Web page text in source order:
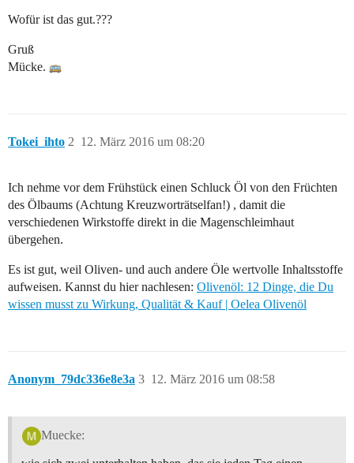
Wofür ist das gut.???
Gruß
Mücke.
Tokei_ihto 12. März 2016 um 08:20
2
Ich nehme vor dem Frühstück einen Schluck Öl von den Früchten
des Ölbaums (Achtung Kreuzworträtselfan!) , damit die
verschiedenen Wirkstoffe direkt in die Magenschleimhaut
übergehen.
Es ist gut, weil Oliven- und auch andere Öle wertvolle Inhaltsstoffe
aufweisen. Kannst du hier nachlesen: Olivenöl: 12 Dinge, die Du
wissen musst zu Wirkung, Qualität & Kauf | Oelea Olivenöl
Anonym_79dc336e8e3a 12. März 2016 um 08:58
3
Muecke: